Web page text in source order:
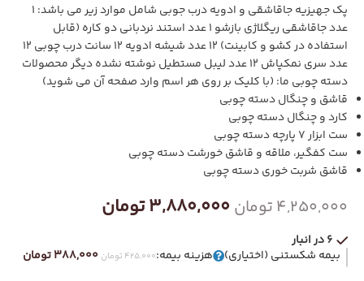
پک جهیزیه جاقاشقی و ادویه درب جوبی شامل موارد زیر می باشد: 1
عدد جاقاشقی ریگلاژی بازشو 1 عدد استند نردبانی دو کاره (قابل
استفاده در کشو و کابینت) 12 عدد شیشه ادویه 12 سانت درب چوبی 12
عدد سری نمکپاش 12 عدد لیبل مستطیل نوشته نشده دیگر محصولات
دسته چوبی ما: (با کلیک بر روی هر اسم وارد صفحه آن می شوید)
قاشق و چنگال دسته چوبی
کارد و چنگال دسته چوبی
ست ابزار 7 پارچه دسته چوبی
ست کفگیر، ملاقه و قاشق خورشت دسته چوبی
قاشق شربت خوری دسته چوبی
4,250,000تومان 3,880,000تومان
6 در انبار
بیمه شکستنی (اختیاری) هزینه بیمه:425,000 تومان 388,000 تومان